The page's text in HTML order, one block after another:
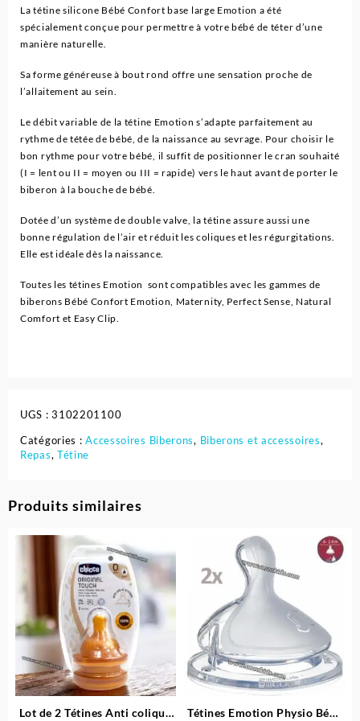
0-
6
Mois
Bébé
confort
La tétine silicone Bébé Confort base large Emotion a été
spécialement conçue pour permettre à votre bébé de téter d’une
manière naturelle.
Sa forme généreuse à bout rond offre une sensation proche de
l’allaitement au sein.
Le débit variable de la tétine Emotion s’adapte parfaitement au
rythme de tétée de bébé, de la naissance au sevrage. Pour choisir le
bon rythme pour votre bébé, il suffit de positionner le cran souhaité
(I = lent ou II = moyen ou III = rapide) vers le haut avant de porter le
biberon à la bouche de bébé.
Dotée d’un système de double valve, la tétine assure aussi une
bonne régulation de l’air et réduit les coliques et les régurgitations.
Elle est idéale dès la naissance.
Toutes les tétines Emotion sont compatibles avec les gammes de
biberons Bébé Confort Emotion, Maternity, Perfect Sense, Natural
Comfort et Easy Clip.
UGS :3102201100
Catégories :Accessoires Biberons, Biberons et accessoires,
Repas, Tétine
Produits similaires
Lot de 2 Tétines Anti colique Tétines Emotion Physio Bébé